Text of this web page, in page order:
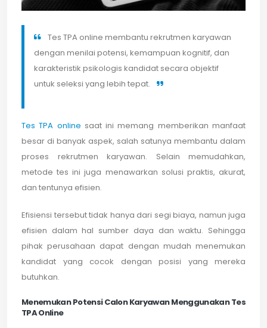
Tes TPA online membantu rekrutmen karyawan
dengan menilai potensi, kemampuan kognitif, dan
karakteristik psikologis kandidat secara objektif
untuk seleksi yang lebih tepat.
Tes TPA online saat ini memang memberikan manfaat
besar di banyak aspek, salah satunya membantu dalam
proses rekrutmen karyawan. Selain memudahkan,
metode tes ini juga menawarkan solusi praktis, akurat,
dan tentunya efisien.
Efisiensi tersebut tidak hanya dari segi biaya, namun juga
efisien dalam hal sumber daya dan waktu. Sehingga
pihak perusahaan dapat dengan mudah menemukan
kandidat yang cocok dengan posisi yang mereka
butuhkan.
Menemukan Potensi Calon Karyawan Menggunakan Tes
TPA Online